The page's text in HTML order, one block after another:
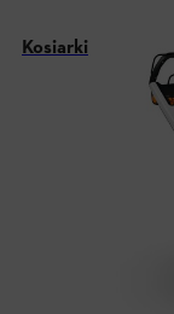
Kosiarki